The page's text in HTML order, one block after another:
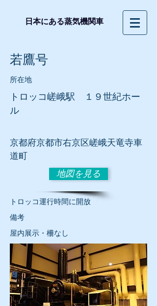
日本にある蒸気機関車
若鷹号
所在地
トロッコ嵯峨駅 １９世紀ホー
ル
京都府京都市右京区嵯峨天竜寺車
道町
地図を見る
​トロッコ運行時間に開放
​備考
屋内展示・柵なし